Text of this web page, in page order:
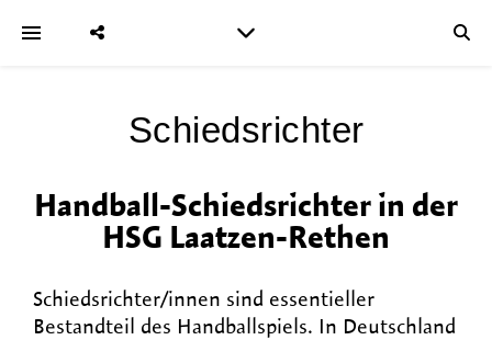
Schiedsrichter
Handball-Schiedsrichter in der
HSG Laatzen-Rethen
Schiedsrichter/innen sind essentieller
Bestandteil des Handballspiels. In Deutschland